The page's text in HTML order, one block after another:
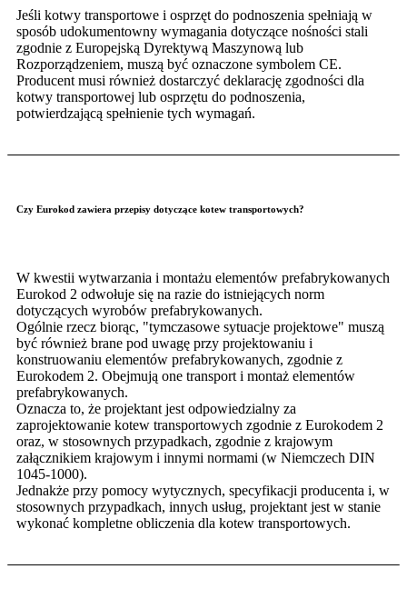
Jeśli kotwy transportowe i osprzęt do podnoszenia spełniają w
sposób udokumentowny wymagania dotyczące nośności stali
zgodnie z Europejską Dyrektywą Maszynową lub
Rozporządzeniem, muszą być oznaczone symbolem CE.
Producent musi również dostarczyć deklarację zgodności dla
kotwy transportowej lub osprzętu do podnoszenia,
potwierdzającą spełnienie tych wymagań.
Czy Eurokod zawiera przepisy dotyczące kotew transportowych?
W kwestii wytwarzania i montażu elementów prefabrykowanych
Eurokod 2 odwołuje się na razie do istniejących norm
dotyczących wyrobów prefabrykowanych.
Ogólnie rzecz biorąc, "tymczasowe sytuacje projektowe" muszą
być również brane pod uwagę przy projektowaniu i
konstruowaniu elementów prefabrykowanych, zgodnie z
Eurokodem 2. Obejmują one transport i montaż elementów
prefabrykowanych.
Oznacza to, że projektant jest odpowiedzialny za
zaprojektowanie kotew transportowych zgodnie z Eurokodem 2
oraz, w stosownych przypadkach, zgodnie z krajowym
załącznikiem krajowym i innymi normami (w Niemczech DIN
1045-1000).
Jednakże przy pomocy wytycznych, specyfikacji producenta i, w
stosownych przypadkach, innych usług, projektant jest w stanie
wykonać kompletne obliczenia dla kotew transportowych.